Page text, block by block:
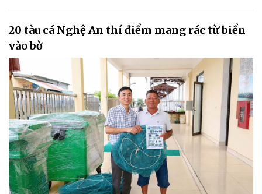
20 tàu cá Nghệ An thí điểm mang rác từ biển
vào bờ